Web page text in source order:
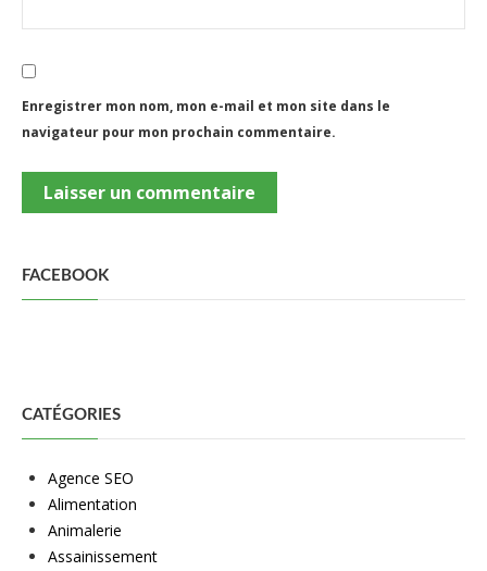
Enregistrer mon nom, mon e-mail et mon site dans le
navigateur pour mon prochain commentaire.
FACEBOOK
CATÉGORIES
Agence SEO
Alimentation
Animalerie
Assainissement